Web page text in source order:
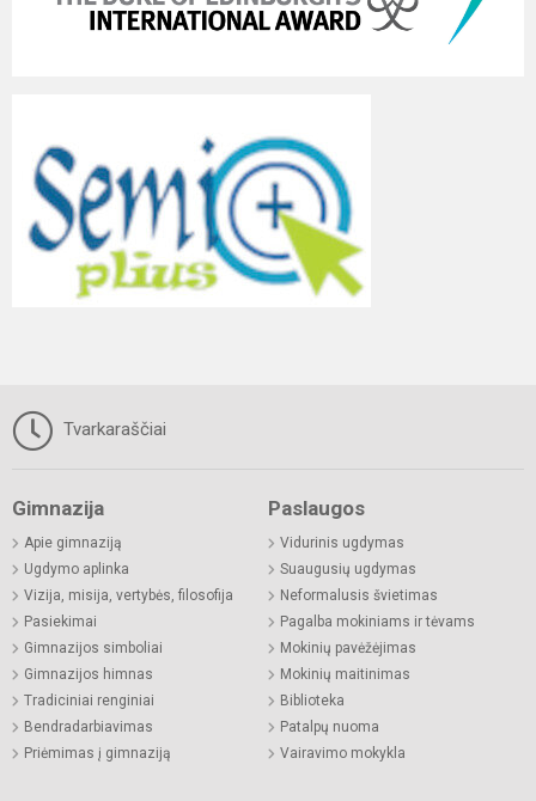
Tvarkaraščiai
Gimnazija
Apie gimnaziją
Ugdymo aplinka
Vizija, misija, vertybės, filosofija
Pasiekimai
Gimnazijos simboliai
Gimnazijos himnas
Tradiciniai renginiai
Bendradarbiavimas
Priėmimas į gimnaziją
Paslaugos
Vidurinis ugdymas
Suaugusių ugdymas
Neformalusis švietimas
Pagalba mokiniams ir tėvams
Mokinių pavėžėjimas
Mokinių maitinimas
Biblioteka
Patalpų nuoma
Vairavimo mokykla